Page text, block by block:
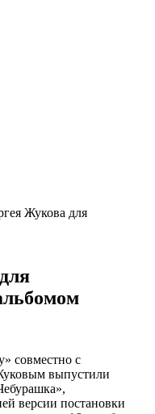
Жукова для
совместно с
выпустили
версии постановки